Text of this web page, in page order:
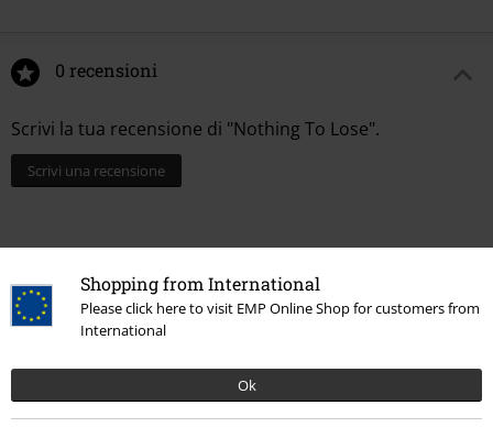
Shopping from International
Please click here to visit EMP Online Shop for customers from
International
Ok
0 recensioni
Scrivi la tua recensione di "Nothing To Lose".
Scrivi una recensione